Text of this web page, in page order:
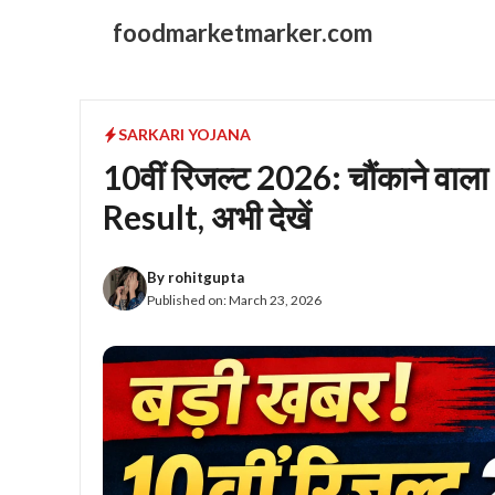
foodmarketmarker.com
SARKARI YOJANA
10वीं रिजल्ट 2026: चौंकाने
Result, अभी देखें
By rohitgupta
Published on:March 23, 2026